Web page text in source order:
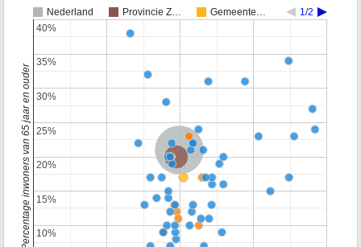
Nederland Provincie Z… Gemeente… 1/2
Nederland
Provincie Zuid-Holland
10%
10%
15%
15%
20%
20%
25%
25%
30%
30%
35%
35%
40%
40%
Percentage inwoners van 65 jaar en ouder